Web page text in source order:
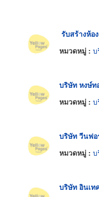
รับสร้างห้อ
หมวดหมู่ : บ
บริษัท หงษ์ท
หมวดหมู่ : บ
บริษัท วีนฟอ
หมวดหมู่ : บ
บริษัท อินเท